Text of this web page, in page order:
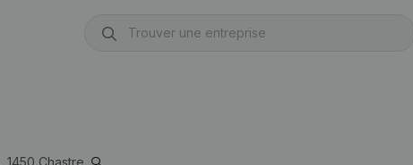
1450 Chastre